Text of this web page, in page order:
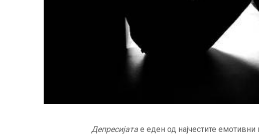
Депресијатае еден од најчестите